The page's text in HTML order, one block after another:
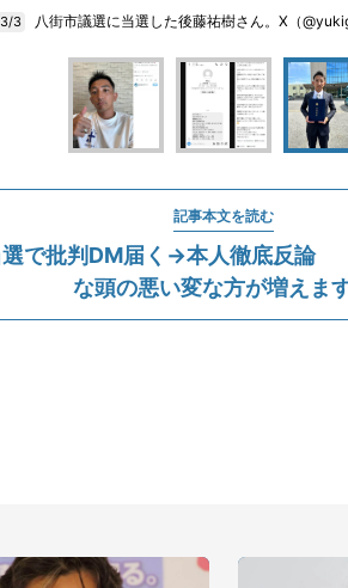
3/3 八街市議選に当選した後藤祐樹さん。X（
記事本文を読む
選で批判DM届く→本人徹底反論
な頭の悪い変な方が増えます